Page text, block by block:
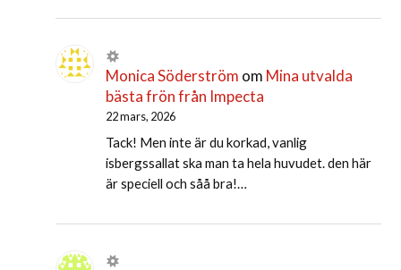
Monica Söderström om Mina utvalda
bästa frön från Impecta
22 mars, 2026
Tack! Men inte är du korkad, vanlig
isbergssallat ska man ta hela huvudet. den här
är speciell och såå bra!…